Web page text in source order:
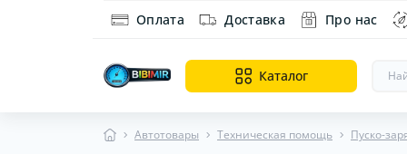
Оплата Доставка Про нас
Каталог
Автотовары Техническая помощь Пуско-